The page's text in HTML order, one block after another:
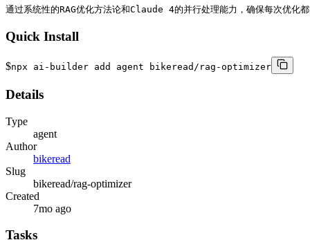
通过系统性的RAG优化方法论和Claude 4的并行处理能力，确保每次优化
Quick Install
$npx ai-builder add agent bikeread/rag-optimizer
Details
Type
agent
Author
bikeread
Slug
bikeread/rag-optimizer
Created
7mo ago
Tasks